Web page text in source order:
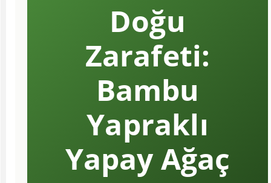
Doğu
Zarafeti:
Bambu
Yapraklı
Yapay Ağaç